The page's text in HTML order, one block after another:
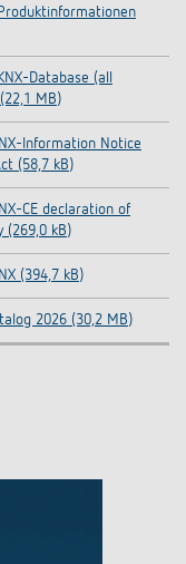
Database (all
MB)
Information Notice
(58,7 kB)
CE declaration of
(269,0 kB)
(394,7 kB)
2026 (30,2 MB)